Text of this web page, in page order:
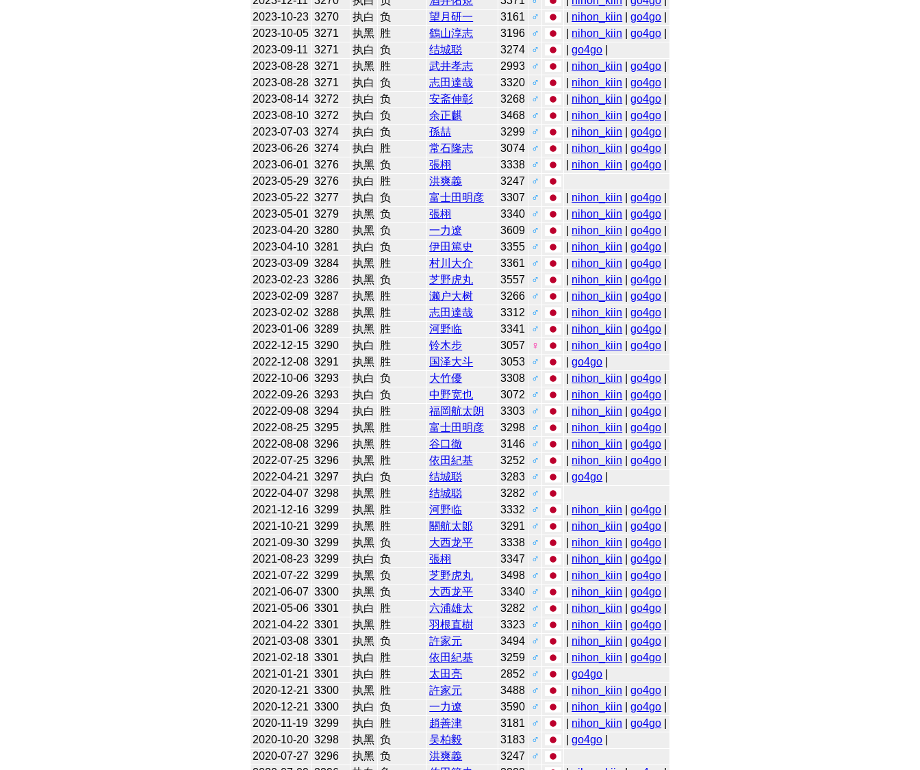
2023-10-23 3270 执白 负 望月研一 3161 ♂ nihon_kiin |go4go
2023-10-05 3271 执黑 胜 鶴山淳志 3196 ♂ nihon_kiin |go4go
2023-09-11 3271 执白 负 结城聪 3274 ♂ |go4go
2023-08-28 3271 执黑 胜 武井孝志 2993 ♂ nihon_kiin |go4go
2023-08-28 3271 执白 负 志田達哉 3320 ♂ nihon_kiin |go4go
2023-08-14 3272 执白 负 安斋伸彰 3268 ♂ nihon_kiin |go4go
2023-08-10 3272 执白 负 余正麒 3468 ♂ nihon_kiin |go4go
2023-07-03 3274 执白 负 孫喆 3299 ♂ nihon_kiin |go4go
2023-06-26 3274 执白 胜 常石隆志 3074 ♂ nihon_kiin |go4go
2023-06-01 3276 执黑 负 張栩 3338 ♂ nihon_kiin |go4go
2023-05-29 3276 执白 胜 洪爽義 3247
♂
2023-05-22 3277 执白 负 富士田明彦 3307 ♂ nihon_kiin |go4go
2023-05-01 3279 执黑 负 張栩 3340 ♂ nihon_kiin |go4go
2023-04-20 3280 执黑 负 一力遼 3609 ♂ nihon_kiin |go4go
2023-04-10 3281 执白 负 伊田篤史 3355 ♂ nihon_kiin |go4go
2023-03-09 3284 执黑 胜 村川大介 3361 ♂ nihon_kiin |go4go
2023-02-23 3286 执黑 负 芝野虎丸 3557 ♂ nihon_kiin |go4go
2023-02-09 3287 执黑 胜 濑户大树 3266 ♂ nihon_kiin |go4go
2023-02-02 3288 执黑 胜 志田達哉 3312 ♂ nihon_kiin |go4go
2023-01-06 3289 执黑 胜 河野临 3341 ♂ nihon_kiin |go4go
2022-12-15 3290 执白 胜 铃木步 3057 ♀ nihon_kiin |go4go
2022-12-08 3291 执黑 胜 国泽大斗 3053 ♂ |go4go
2022-10-06 3293 执白 负 大竹優 3308 ♂ nihon_kiin |go4go
2022-09-26 3293 执白 负 中野宽也 3072 ♂ nihon_kiin |go4go
2022-09-08 3294 执白 胜 福岡航太朗 3303 ♂ nihon_kiin |go4go
2022-08-25 3295 执黑 胜 富士田明彦 3298 ♂ nihon_kiin |go4go
2022-08-08 3296 执黑 胜 谷口徹 3146 ♂ nihon_kiin |go4go
2022-07-25 3296 执黑 胜 依田紀基 3252 ♂ nihon_kiin |go4go
2022-04-21 3297 执白 负 结城聪 3283 ♂ |go4go
2022-04-07 3298 执黑 胜 结城聪 3282
♂
2021-12-16 3299 执黑 胜 河野临 3332 ♂ nihon_kiin |go4go
2021-10-21 3299 执黑 胜 關航太郞 3291 ♂ nihon_kiin |go4go
2021-09-30 3299 执黑 负 大西龙平 3338 ♂ nihon_kiin |go4go
2021-08-23 3299 执白 负 張栩 3347 ♂ nihon_kiin |go4go
2021-07-22 3299 执黑 负 芝野虎丸 3498 ♂ nihon_kiin |go4go
2021-06-07 3300 执黑 负 大西龙平 3340 ♂ nihon_kiin |go4go
2021-05-06 3301 执白 胜 六浦雄太 3282 ♂ nihon_kiin |go4go
2021-04-22 3301 执黑 胜 羽根直樹 3323 ♂ nihon_kiin |go4go
2021-03-08 3301 执黑 负 許家元 3494 ♂ nihon_kiin |go4go
2021-02-18 3301 执白 胜 依田紀基 3259 ♂ nihon_kiin |go4go
2021-01-21 3301 执白 胜 太田亮 2852 ♂ |go4go
2020-12-21 3300 执黑 胜 許家元 3488 ♂ nihon_kiin |go4go
2020-12-21 3300 执白 负 一力遼 3590 ♂ nihon_kiin |go4go
2020-11-19 3299 执白 胜 趙善津 3181 ♂ nihon_kiin |go4go
2020-10-20 3298 执黑 负 吴柏毅 3183 ♂ |go4go
2020-07-27 3296 执黑 负 洪爽義 3247
♂